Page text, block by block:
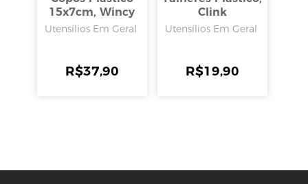
15x7cm, Wincy
Utensílios Em Geral
R$37,90
Clink
Utensílios Em Geral
R$19,90